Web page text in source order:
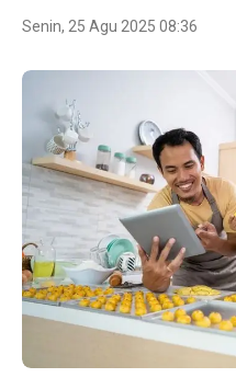
Senin, 25 Agu 2025 08:36